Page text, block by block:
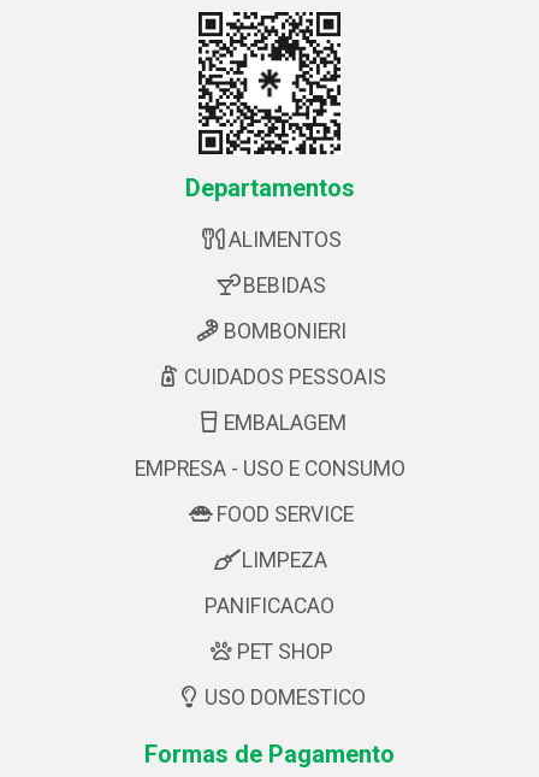
Departamentos
ALIMENTOS
BEBIDAS
BOMBONIERI
CUIDADOS PESSOAIS
EMBALAGEM
EMPRESA - USO E CONSUMO
FOOD SERVICE
LIMPEZA
PANIFICACAO
PET SHOP
USO DOMESTICO
Formas de Pagamento